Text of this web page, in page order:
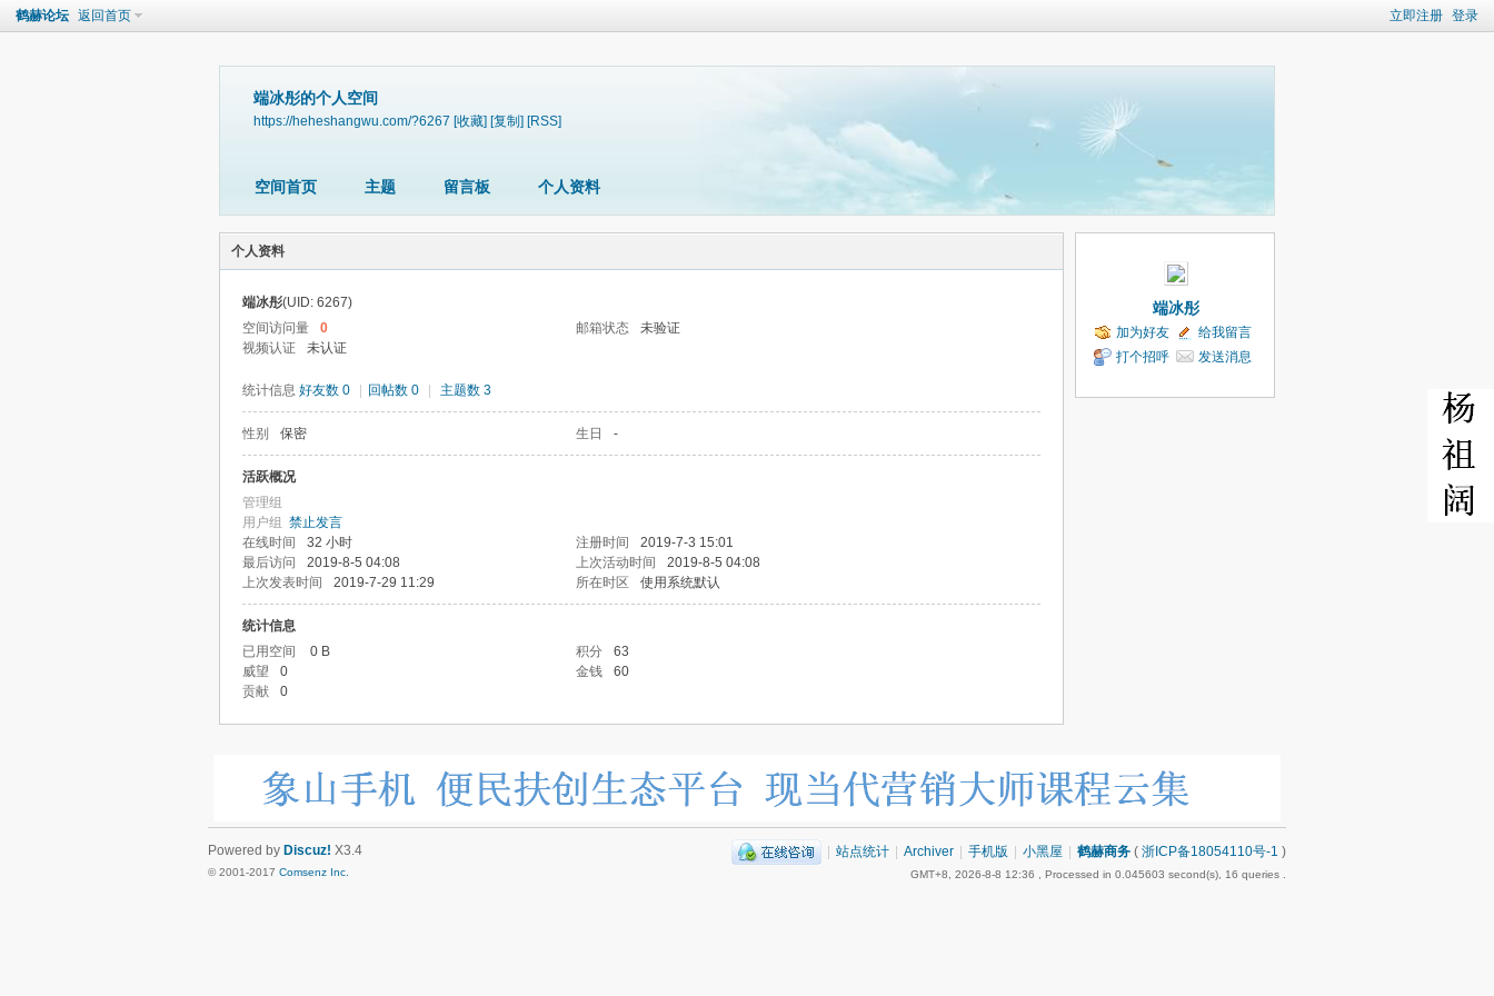
立即注册 登录
鹤赫论坛 返回首页
端冰彤的个人空间
https://heheshangwu.com/?6267 [收藏] [复制] [RSS]
空间首页 主题 留言板 个人资料
个人资料
端冰彤(UID: 6267)
空间访问量
0 邮箱状态
未验证
视频认证
未认证
统计信息 好友数 0 回帖数 0 主题数 3
性别 保密 生日 -
活跃概况
管理组
用户组 禁止发言
在线时间
32 小时 注册时间
2019-7-3 15:01
最后访问
2019-8-5 04:08 上次活动时间
2019-8-5 04:08
上次发表时间
2019-7-29 11:29 所在时区 使用系统默认
统计信息
已用空间
0 B 积分
63
威望
0 金钱
60
贡献
0
端冰彤
加为好友
给我留言
打个招呼
发送消息
| 站点统计 | Archiver | 手机版 | 小黑屋 | 鹤赫商务 ( 浙ICP备18054110号-1 )
GMT+8, 2026-8-8 12:36 , Processed in 0.045603 second(s), 16 queries .
Powered by Discuz! X3.4
© 2001-2017 Comsenz Inc.